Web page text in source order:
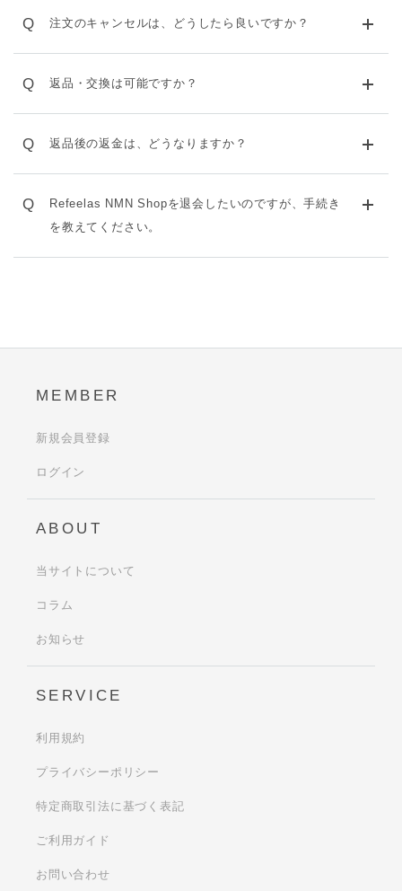
Q 注文のキャンセルは、どうしたら良いですか？
Q 返品・交換は可能ですか？
Q 返品後の返金は、どうなりますか？
Q
Refeelas NMN Shopを退会したいのですが、手続き
を教えてください。
MEMBER
新規会員登録
ログイン
ABOUT
当サイトについて
コラム
お知らせ
SERVICE
利用規約
プライバシーポリシー
特定商取引法に基づく表記
ご利用ガイド
お問い合わせ